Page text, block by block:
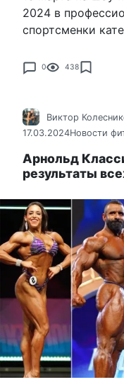
2024 в
спортсменки
0 438
Виктор
17.03.2024Новости
Арнольд
результаты